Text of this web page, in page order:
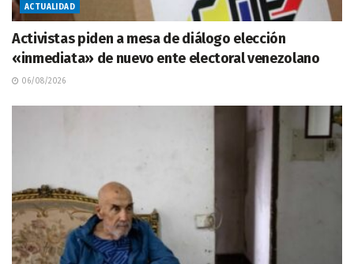
ACTUALIDAD
Activistas piden a mesa de diálogo elección
«inmediata» de nuevo ente electoral venezolano
06/08/2026